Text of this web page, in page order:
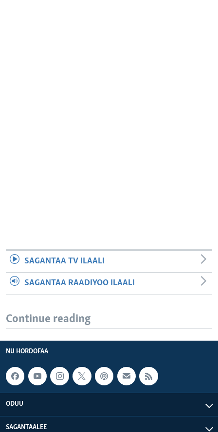
SAGANTAA TV ILAALI
SAGANTAA RAADIYOO ILAALI
Continue reading
NU HORDOFAA
ODUU
SAGANTAALEE